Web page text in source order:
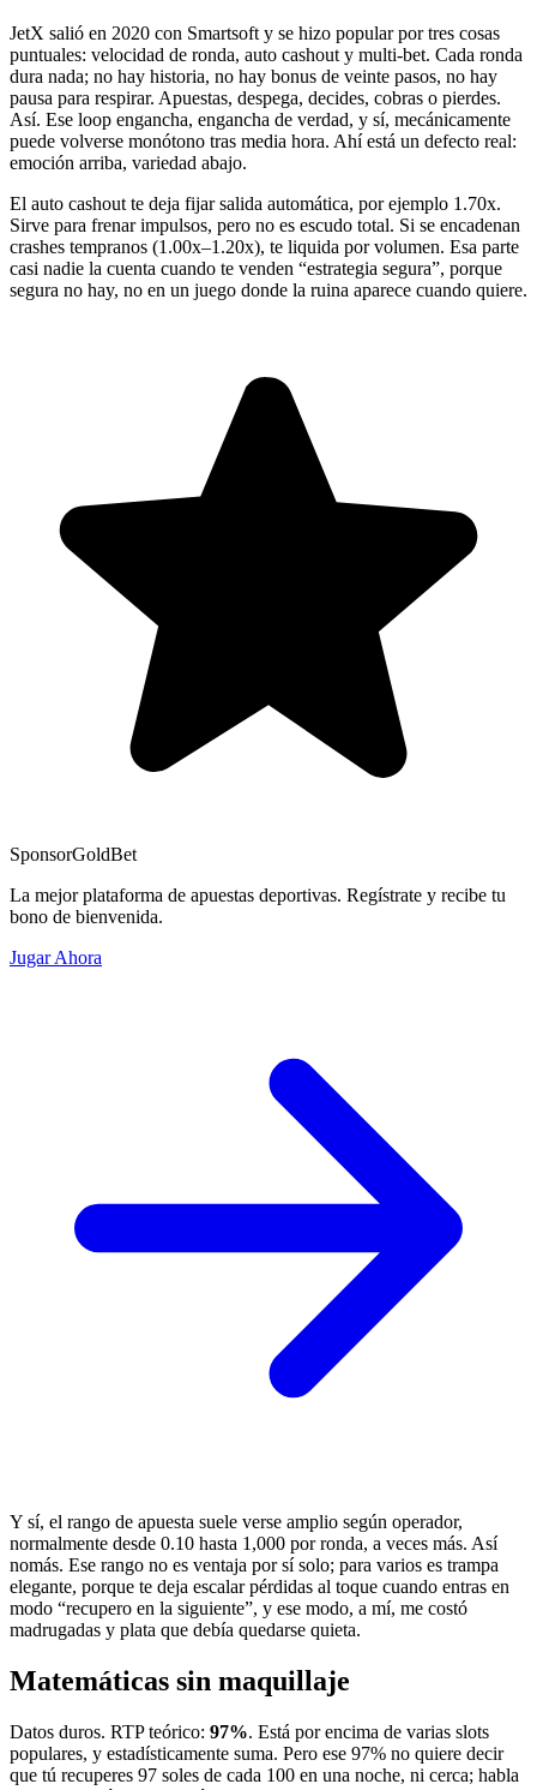
JetX salió en 2020 con Smartsoft y se hizo popular por tres cosas
puntuales: velocidad de ronda, auto cashout y multi-bet. Cada ronda
dura nada; no hay historia, no hay bonus de veinte pasos, no hay
pausa para respirar. Apuestas, despega, decides, cobras o pierdes.
Así. Ese loop engancha, engancha de verdad, y sí, mecánicamente
puede volverse monótono tras media hora. Ahí está un defecto real:
emoción arriba, variedad abajo.
El auto cashout te deja fijar salida automática, por ejemplo 1.70x.
Sirve para frenar impulsos, pero no es escudo total. Si se encadenan
crashes tempranos (1.00x–1.20x), te liquida por volumen. Esa parte
casi nadie la cuenta cuando te venden “estrategia segura”, porque
segura no hay, no en un juego donde la ruina aparece cuando quiere.
SponsorGoldBet
La mejor plataforma de apuestas deportivas. Regístrate y recibe tu
bono de bienvenida.
Jugar Ahora
Y sí, el rango de apuesta suele verse amplio según operador,
normalmente desde 0.10 hasta 1,000 por ronda, a veces más. Así
nomás. Ese rango no es ventaja por sí solo; para varios es trampa
elegante, porque te deja escalar pérdidas al toque cuando entras en
modo “recupero en la siguiente”, y ese modo, a mí, me costó
madrugadas y plata que debía quedarse quieta.
Matemáticas sin maquillaje
Datos duros. RTP teórico: 97%. Está por encima de varias slots
populares, y estadísticamente suma. Pero ese 97% no quiere decir
que tú recuperes 97 soles de cada 100 en una noche, ni cerca; habla